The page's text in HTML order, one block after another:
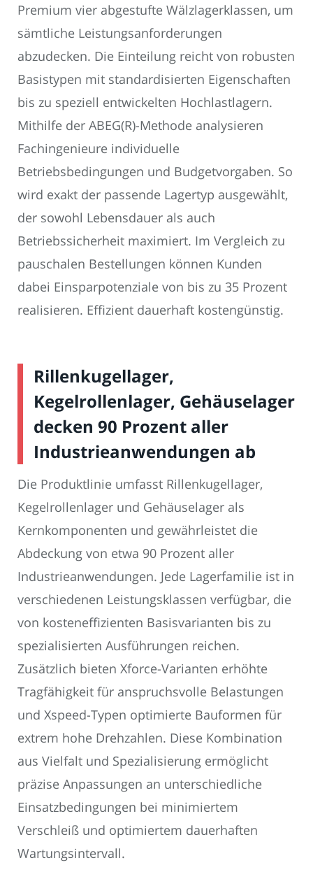
Premium vier abgestufte Wälzlagerklassen, um
sämtliche Leistungsanforderungen
abzudecken. Die Einteilung reicht von robusten
Basistypen mit standardisierten Eigenschaften
bis zu speziell entwickelten Hochlastlagern.
Mithilfe der ABEG(R)-Methode analysieren
Fachingenieure individuelle
Betriebsbedingungen und Budgetvorgaben. So
wird exakt der passende Lagertyp ausgewählt,
der sowohl Lebensdauer als auch
Betriebssicherheit maximiert. Im Vergleich zu
pauschalen Bestellungen können Kunden
dabei Einsparpotenziale von bis zu 35 Prozent
realisieren. Effizient dauerhaft kostengünstig.
Rillenkugellager,
Kegelrollenlager, Gehäuselager
decken 90 Prozent aller
Industrieanwendungen ab
Die Produktlinie umfasst Rillenkugellager,
Kegelrollenlager und Gehäuselager als
Kernkomponenten und gewährleistet die
Abdeckung von etwa 90 Prozent aller
Industrieanwendungen. Jede Lagerfamilie ist in
verschiedenen Leistungsklassen verfügbar, die
von kosteneffizienten Basisvarianten bis zu
spezialisierten Ausführungen reichen.
Zusätzlich bieten Xforce-Varianten erhöhte
Tragfähigkeit für anspruchsvolle Belastungen
und Xspeed-Typen optimierte Bauformen für
extrem hohe Drehzahlen. Diese Kombination
aus Vielfalt und Spezialisierung ermöglicht
präzise Anpassungen an unterschiedliche
Einsatzbedingungen bei minimiertem
Verschleiß und optimiertem dauerhaften
Wartungsintervall.